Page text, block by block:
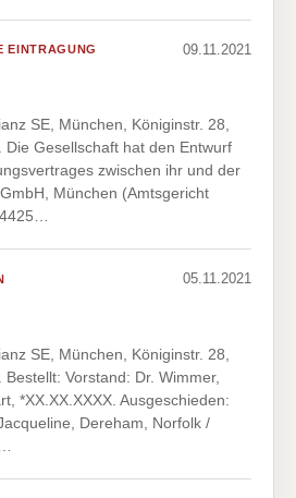
EINTRAGUNG 09.11.2021
SE, München, Königinstr. 28,
Die Gesellschaft hat den Entwurf
zwischen ihr und der
München (Amtsgericht
05.11.2021
SE, München, Königinstr. 28,
Vorstand: Dr. Wimmer,
*XX.XX.XXXX. Ausgeschieden:
Dereham, Norfolk /